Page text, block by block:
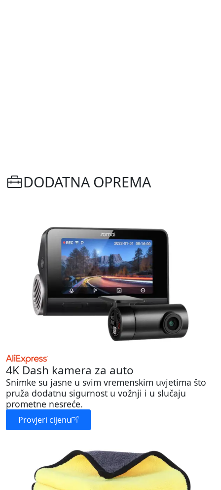
DODATNA OPREMA
4K Dash kamera za auto
Snimke su jasne u svim vremenskim uvjetima što
pruža dodatnu sigurnost u vožnji i u slučaju
prometne nesreće.
Provjeri cijenu